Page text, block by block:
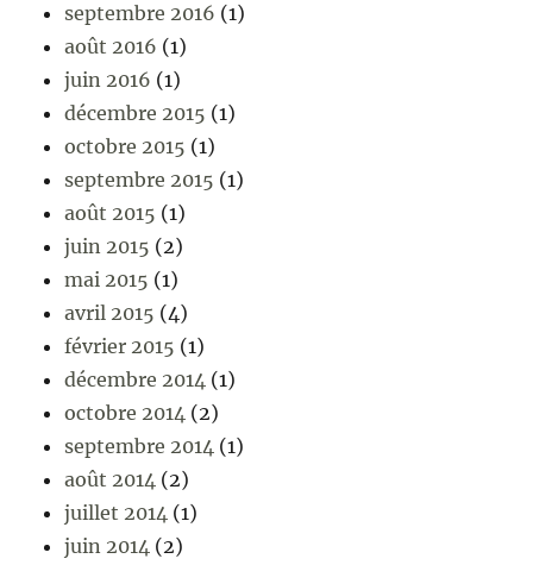
septembre 2016 (1)
août 2016 (1)
juin 2016 (1)
décembre 2015 (1)
octobre 2015 (1)
septembre 2015 (1)
août 2015 (1)
juin 2015 (2)
mai 2015 (1)
avril 2015 (4)
février 2015 (1)
décembre 2014 (1)
octobre 2014 (2)
septembre 2014 (1)
août 2014 (2)
juillet 2014 (1)
juin 2014 (2)